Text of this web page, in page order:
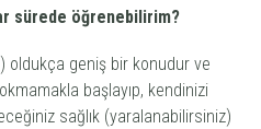
sürede öğrenebilirim?
oldukça geniş bir konudur ve
başlayıp, kendinizi
sağlık (yaralanabilirsiniz)